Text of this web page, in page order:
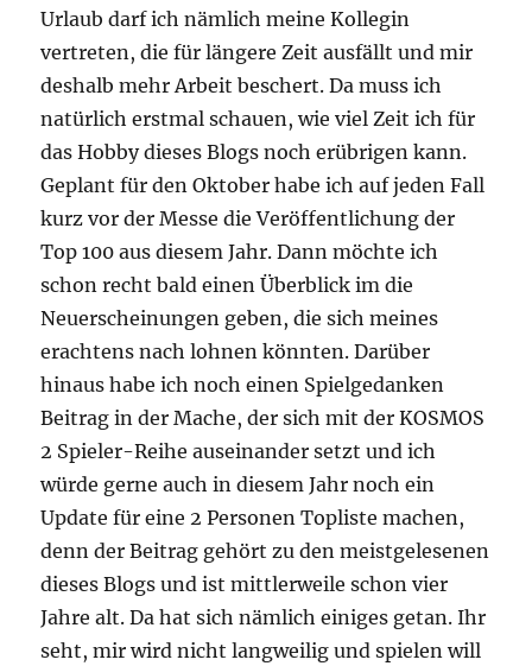
Urlaub darf ich nämlich meine Kollegin
vertreten, die für längere Zeit ausfällt und mir
deshalb mehr Arbeit beschert. Da muss ich
natürlich erstmal schauen, wie viel Zeit ich für
das Hobby dieses Blogs noch erübrigen kann.
Geplant für den Oktober habe ich auf jeden Fall
kurz vor der Messe die Veröffentlichung der
Top 100 aus diesem Jahr. Dann möchte ich
schon recht bald einen Überblick im die
Neuerscheinungen geben, die sich meines
erachtens nach lohnen könnten. Darüber
hinaus habe ich noch einen Spielgedanken
Beitrag in der Mache, der sich mit der KOSMOS
2 Spieler-Reihe auseinander setzt und ich
würde gerne auch in diesem Jahr noch ein
Update für eine 2 Personen Topliste machen,
denn der Beitrag gehört zu den meistgelesenen
dieses Blogs und ist mittlerweile schon vier
Jahre alt. Da hat sich nämlich einiges getan. Ihr
seht, mir wird nicht langweilig und spielen will